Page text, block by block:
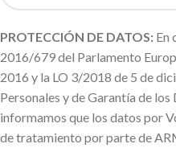
PROTECCIÓN DE DATOS: En
2016/679 del Parlamento
2016 y la LO 3/2018 de 5 de
Personales y de Garantía de
informamos que los datos por
de tratamiento por parte de